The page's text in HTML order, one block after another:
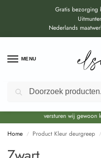
Gratis bezorging
Nederlands
MENU
Door de bouwvakperiode geldt
levertijd van circa 3-4
versturen wij gewoon
Home / Product Kleur deurgreep /